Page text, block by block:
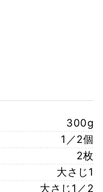
300g
1／2個
2枚
大さじ1
大さじ1／2